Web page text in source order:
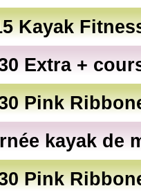
Kayak
Extra +
Pink
kayak de
Pink